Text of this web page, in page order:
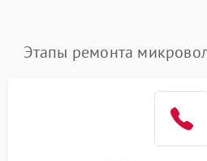
2200 ₽
Этапы ремонта